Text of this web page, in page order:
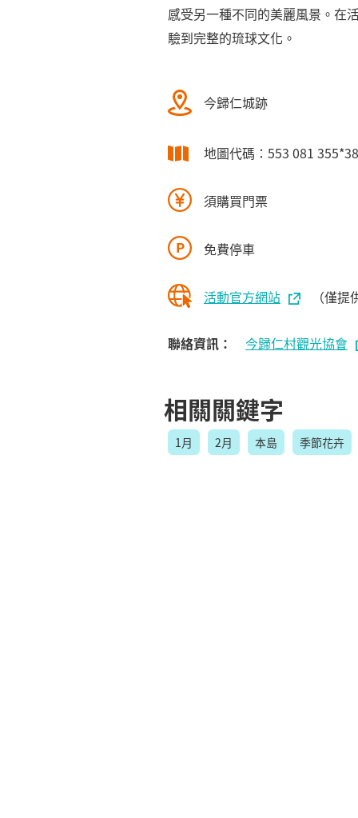
感受另一種不同的美麗風景。在
驗到完整的琉球文化。
今歸仁城跡
地圖代碼：553 081 355*38
須購買門票
免費停車
活動官方網站 （僅提
聯絡資訊： 今歸仁村觀光協會
相關關鍵字
1月 2月 本島 季節花卉